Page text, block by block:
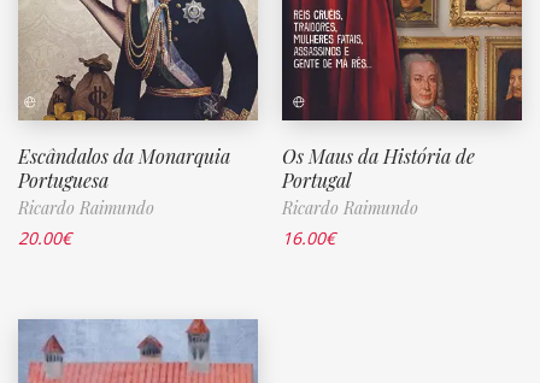
Escândalos da Monarquia
Portuguesa
Ricardo Raimundo
20.00€
Os Maus da História de
Portugal
Ricardo Raimundo
16.00€